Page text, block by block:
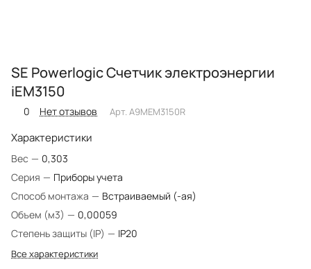
SE Powerlogic Счетчик электроэнергии
iEM3150
0 Нет отзывов Арт. A9MEM3150R
Характеристики
Вес — 0,303
Серия — Приборы учета
Способ монтажа — Встраиваемый (-ая)
Объем (м3) — 0,00059
Степень защиты (IP) — IP20
Все характеристики